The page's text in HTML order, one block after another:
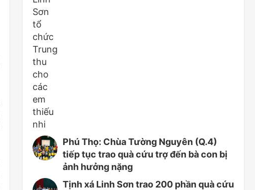
Phú Thọ: Chùa Tường Nguyên (Q.4)
tiếp tục trao quà cứu trợ đến bà con bị
ảnh hưởng nặng
Tịnh xá Linh Sơn trao 200 phần quà cứu